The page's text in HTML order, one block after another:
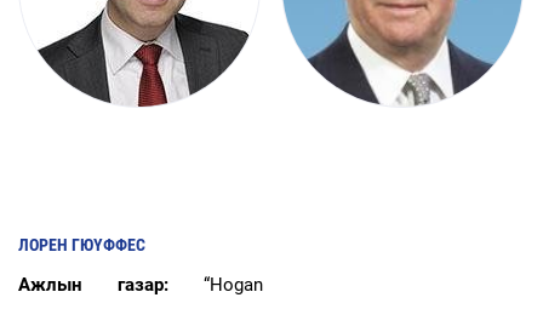
ЛОРЕН ГЮҮФФЕС
Ажлын газар:“Hogan